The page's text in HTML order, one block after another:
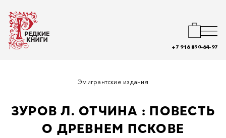
+7 916 850-64-97
Эмигрантские издания
ЗУРОВ Л. ОТЧИНА : ПОВЕСТЬ
О ДРЕВНЕМ ПСКОВЕ